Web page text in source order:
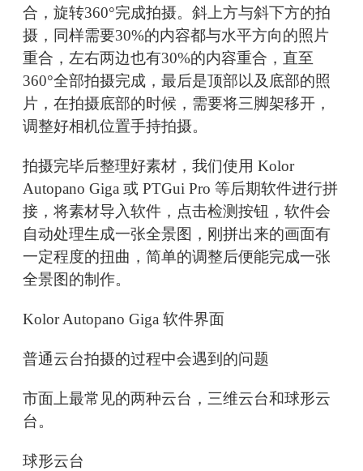
合，旋转360°完成拍摄。斜上方与斜下方的拍
摄，同样需要30%的内容都与水平方向的照片
重合，左右两边也有30%的内容重合，直至
360°全部拍摄完成，最后是顶部以及底部的照
片，在拍摄底部的时候，需要将三脚架移开，
调整好相机位置手持拍摄。
拍摄完毕后整理好素材，我们使用 Kolor
Autopano Giga 或 PTGui Pro 等后期软件进行拼
接，将素材导入软件，点击检测按钮，软件会
自动处理生成一张全景图，刚拼出来的画面有
一定程度的扭曲，简单的调整后便能完成一张
全景图的制作。
Kolor Autopano Giga 软件界面
普通云台拍摄的过程中会遇到的问题
市面上最常见的两种云台，三维云台和球形云
台。
球形云台